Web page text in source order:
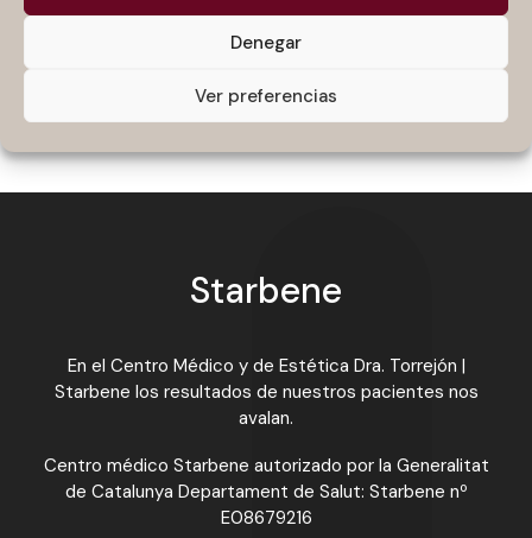
Denegar
Ver preferencias
El chocolate no engorda
Starbene
En el Centro Médico y de Estética Dra. Torrejón |
Starbene los resultados de nuestros pacientes nos
avalan.
Centro médico Starbene autorizado por la Generalitat
de Catalunya Departament de Salut: Starbene nº
E08679216